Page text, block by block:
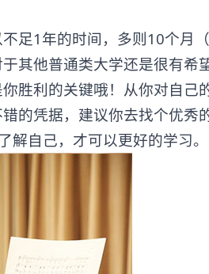
1年的时间，多则10个月
其他普通类大学还是很有希
胜利的关键哦！从你对自己
的凭据，建议你去找个优秀
自己，才可以更好的学习。